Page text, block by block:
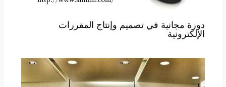
دورة مجانية في تصميم وإنتاج المقررات
الإلكترونية